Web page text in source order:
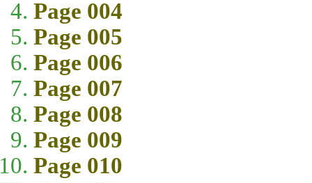
Page 004
Page 005
Page 006
Page 007
Page 008
Page 009
Page 010